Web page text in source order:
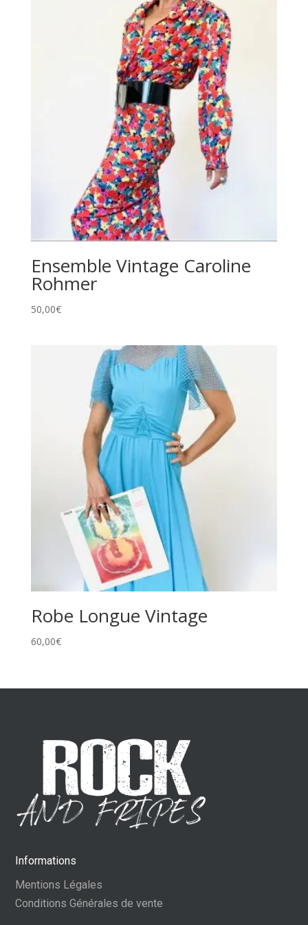
Ensemble Vintage Caroline
Rohmer
50,00€
Robe Longue Vintage
60,00€
Informations
Mentions Légales
Conditions Générales de vente